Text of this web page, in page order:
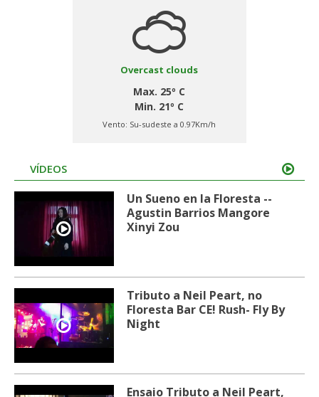
Overcast clouds
Max. 25º C
Min. 21º C
Vento: Su-sudeste a 0.97Km/h
VÍDEOS
Un Sueno en la Floresta --
Agustin Barrios Mangore
Xinyi Zou
Tributo a Neil Peart, no
Floresta Bar CE! Rush- Fly By
Night
Ensaio Tributo a Neil Peart,